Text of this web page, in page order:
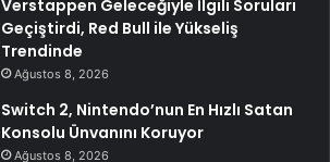
Verstappen Geleceğiyle İlgili Soruları
Geçiştirdi, Red Bull ile Yükseliş
Trendinde
Ağustos 8, 2026
Switch 2, Nintendo’nun En Hızlı Satan
Konsolu Ünvanını Koruyor
Ağustos 8, 2026